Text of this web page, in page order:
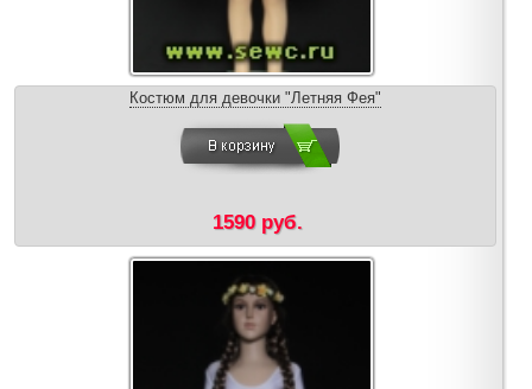
Костюм для девочки "Летняя Фея"
1590 руб.